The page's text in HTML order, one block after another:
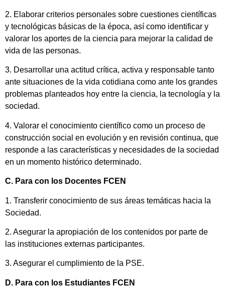
2. Elaborar criterios personales sobre cuestiones científicas
y tecnológicas básicas de la época, así como identificar y
valorar los aportes de la ciencia para mejorar la calidad de
vida de las personas.
3. Desarrollar una actitud crítica, activa y responsable tanto
ante situaciones de la vida cotidiana como ante los grandes
problemas planteados hoy entre la ciencia, la tecnología y la
sociedad.
4. Valorar el conocimiento científico como un proceso de
construcción social en evolución y en revisión continua, que
responde a las características y necesidades de la sociedad
en un momento histórico determinado.
C. Para con los Docentes FCEN
1. Transferir conocimiento de sus áreas temáticas hacia la
Sociedad.
2. Asegurar la apropiación de los contenidos por parte de
las instituciones externas participantes.
3. Asegurar el cumplimiento de la PSE.
D. Para con los Estudiantes FCEN